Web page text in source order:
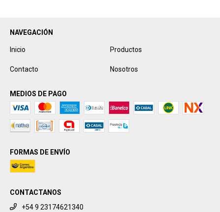
NAVEGACIÓN
Inicio Productos
Contacto Nosotros
MEDIOS DE PAGO
FORMAS DE ENVÍO
CONTACTANOS
+54 9 23174621340